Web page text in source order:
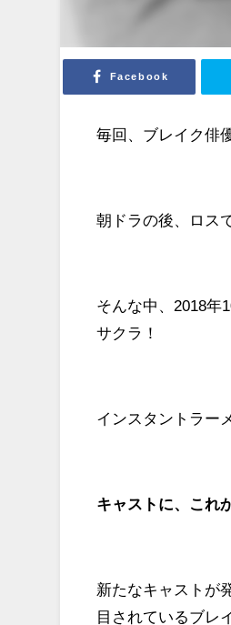
Facebook
毎回、ブレイク俳
朝ドラの後、ロス
そんな中、2018年
サクラ！
インスタントラー
キャストに、これ
新たなキャストが
目されているブレ